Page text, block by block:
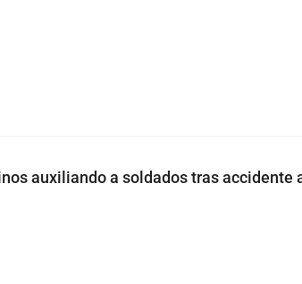
auxiliando a soldados tras accidente